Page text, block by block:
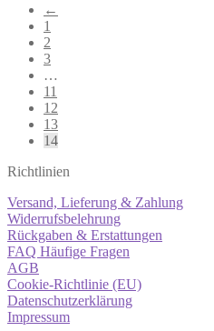
←
1
2
3
…
11
12
13
14
Richtlinien
Versand, Lieferung & Zahlung
Widerrufsbelehrung
Rückgaben & Erstattungen
FAQ Häufige Fragen
AGB
Cookie-Richtlinie (EU)
Datenschutzerklärung
Impressum